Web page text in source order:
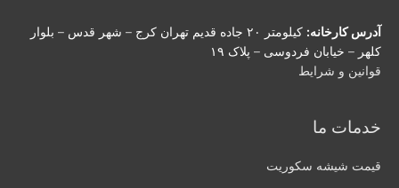
آدرس کارخانه:
کیلومتر ۲۰ جاده قدیم تهران کرج – شهر قدس – بلوار
کلهر – خیابان فردوسی – پلاک ۱۹
قوانین و شرایط
خدمات ما
قیمت شیشه سکوریت